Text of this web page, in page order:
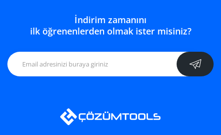
İndirim zamanını
ilk öğrenenlerden olmak ister misiniz?